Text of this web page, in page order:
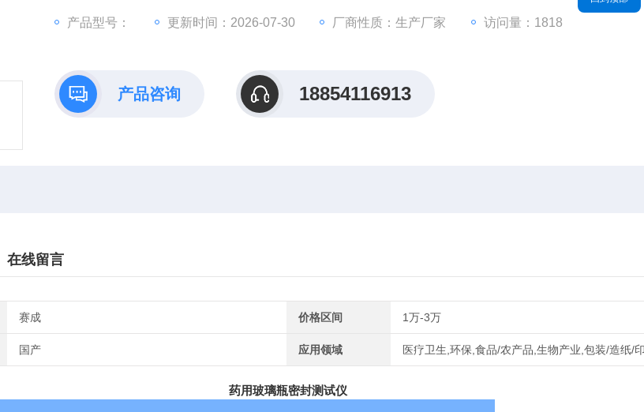
产品型号： 更新时间：2026-07-30 厂商性质：生产厂家 访问量：1818
产品咨询 18854116913
在线留言
赛成 价格区间 1万-3万
国产 应用领域 医疗卫生,环保,食品/农产品,生物产业,包装/造纸/
药用玻璃瓶密封测试仪